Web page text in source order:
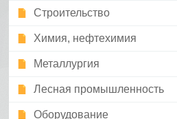
Строительство
Химия, нефтехимия
Металлургия
Лесная промышленность
Оборудование